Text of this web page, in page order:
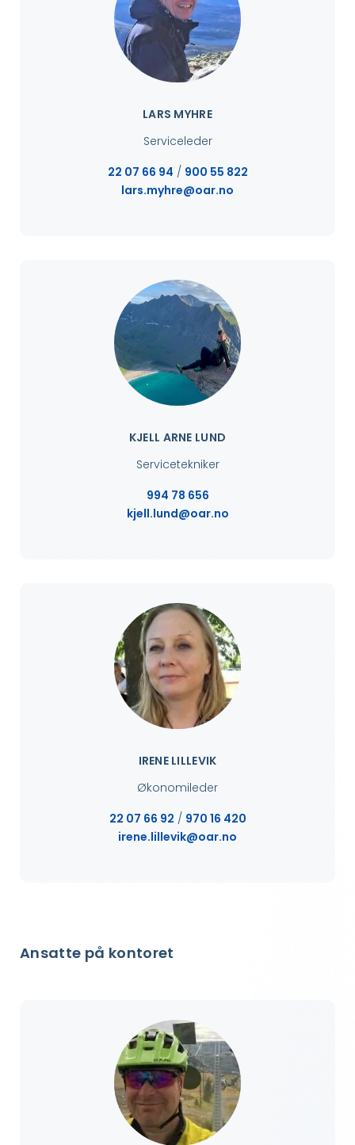
LARS MYHRE
Serviceleder
22 07 66 94 / 900 55 822
lars.myhre@oar.no
KJELL ARNE LUND
Servicetekniker
994 78 656
kjell.lund@oar.no
IRENE LILLEVIK
Økonomileder
22 07 66 92 / 970 16 420
irene.lillevik@oar.no
Ansatte på kontoret